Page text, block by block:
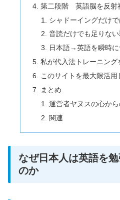
第二段階 英語脳を反射
シャドーイングだけ
音読だけでも足りな
日本語→英語を瞬時
私が代入法トレーニング
このサイトを最大限活用
まとめ
運営者ヤヌスの心か
関連
なぜ日本人は英語を
のか